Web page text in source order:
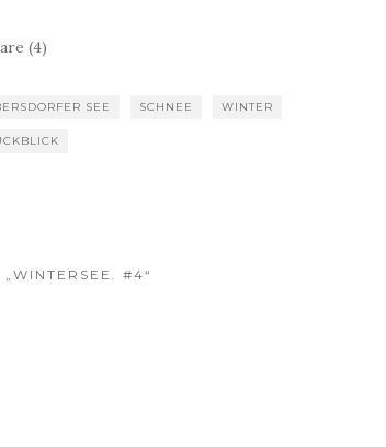
(4)
SEE SCHNEE WINTER
#4“